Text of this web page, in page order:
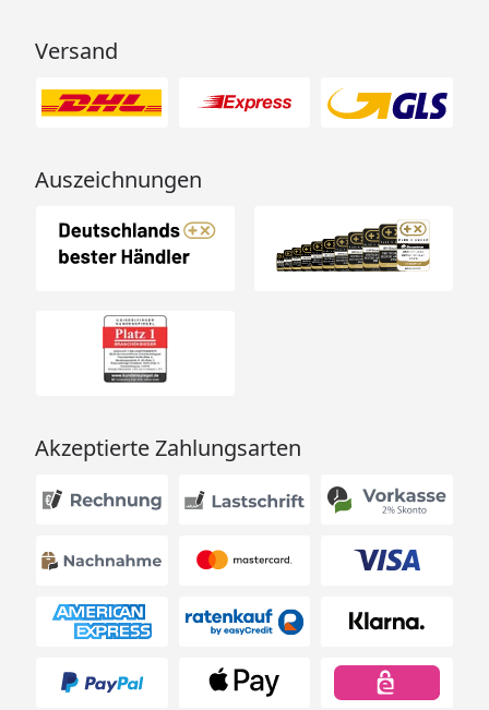
Versand
Auszeichnungen
Akzeptierte Zahlungsarten